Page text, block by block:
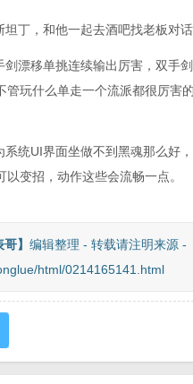
丁，和他一起去酒吧找老板对
漂移单挑连续输出厉害，双手
管玩什么单走一个流派都很厉害
统UI界面坐做不到黑魂那么好
变招，动作这些会流畅一点。
哥】 编辑整理 - 转载请注明来源 -
html/0214165141.html